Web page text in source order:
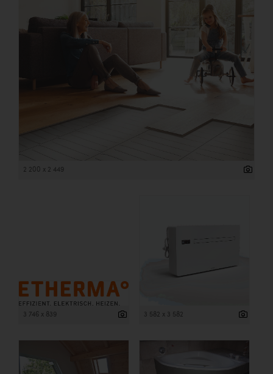
2 200 x 2 449
3 746 x 839 3 582 x 3 582